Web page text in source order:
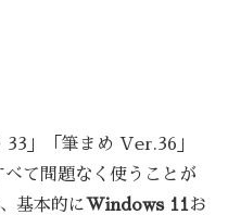
」「筆まめ Ver.36」
て問題なく使うことが
基本的に Windows 11お